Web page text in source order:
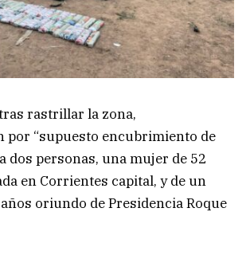
rastrillar la zona,
por “supuesto encubrimiento de
dos personas, una mujer de 52
en Corrientes capital, y de un
oriundo de Presidencia Roque